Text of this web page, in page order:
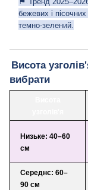
бежевих і
темно-зелений.
Висота
вибрати
Низьке: 40–60
см
Середнє: 60–
90 см